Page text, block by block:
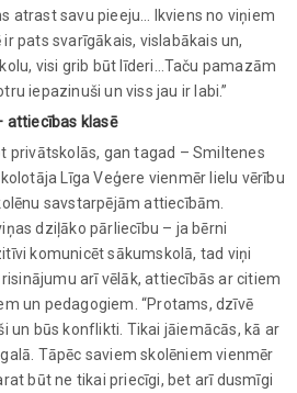
atrast savu pieeju… Ikviens no viņiem
pats svarīgākais, vislabākais un,
visi grib būt līderi…Taču pamazām
iepazinuši un viss jau ir labi.”
attiecības klasē
privātskolās, gan tagad – Smiltenes
Līga Veģere vienmēr lielu vērību
savstarpējām attiecībām.
dziļāko pārliecību – ja bērni
komunicēt sākumskolā, tad viņi
arī vēlāk, attiecībās ar citiem
un pedagogiem. “Protams, dzīvē
un būs konflikti. Tikai jāiemācās, kā ar
Tāpēc saviem skolēniem vienmēr
būt ne tikai priecīgi, bet arī dusmīgi